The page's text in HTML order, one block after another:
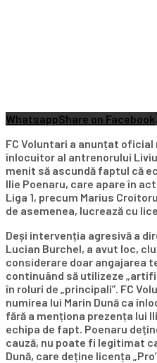
WhatsappShare on Facebook
FC Voluntari a anunțat oficial
înlocuitor al antrenorului
menit să ascundă faptul că
Ilie Poenaru, care apare în
Liga 1, precum Marius
de asemenea, lucrează cu
Deși intervenția agresivă a
Lucian Burchel, a avut loc,
considerare doar angajarea
continuând să utilizeze
în roluri de „principali”. FC
numirea lui Marin Dună ca
fără a menționa prezența lui
echipa de fapt. Poenaru
cauză, nu poate fi legitimat
Dună, care deține licența